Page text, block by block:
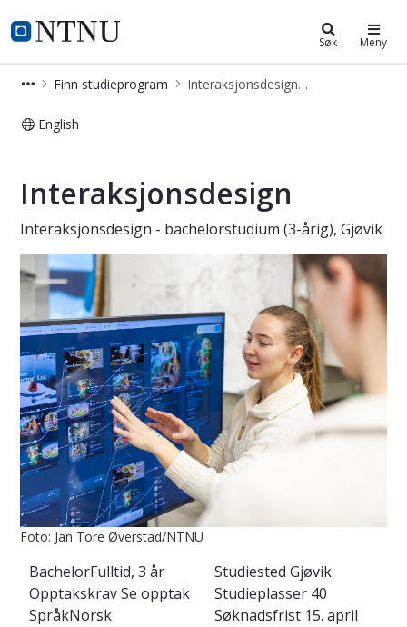
NTNU Hjemmeside
Interaksjonsdesign - bachelor
Søk Meny
Finn studieprogram Interaksjonsdesign - bachelor
English
Interaksjonsdesign
Interaksjonsdesign - bachelorstudium (3-årig), Gjøvik
Foto: Jan Tore Øverstad/NTNU
BachelorFulltid, 3 år Studiested Gjøvik
OpptakskravSe opptak Studieplasser 40
SpråkNorsk Søknadsfrist 15. april